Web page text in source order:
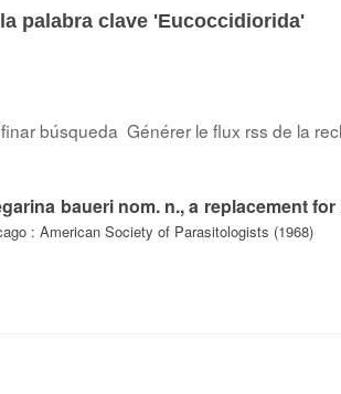
palabra clave 'Eucoccidiorida'
búsqueda Générer le flux rss de la
baueri nom. n., a replacement
: American Society of Parasitologists (1968)